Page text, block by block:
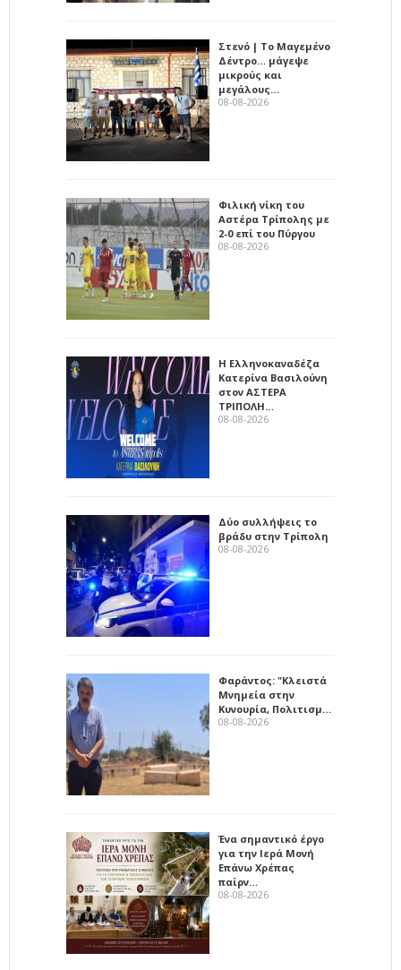
Στενό | Το Μαγεμένο
Δέντρο… μάγεψε
μικρούς και
μεγάλους…
08-08-2026
Φιλική νίκη του
Αστέρα Τρίπολης με
2-0 επί του Πύργου
08-08-2026
Η Ελληνοκαναδέζα
Κατερίνα Βασιλούνη
στον ΑΣΤΕΡΑ
ΤΡΙΠΟΛΗ…
08-08-2026
Δύο συλλήψεις το
βράδυ στην Τρίπολη
08-08-2026
Φαράντος: "Κλειστά
Μνημεία στην
Κυνουρία, Πολιτισμ…
08-08-2026
Ένα σημαντικό έργο
για την Ιερά Μονή
Επάνω Χρέπας
παίρν…
08-08-2026